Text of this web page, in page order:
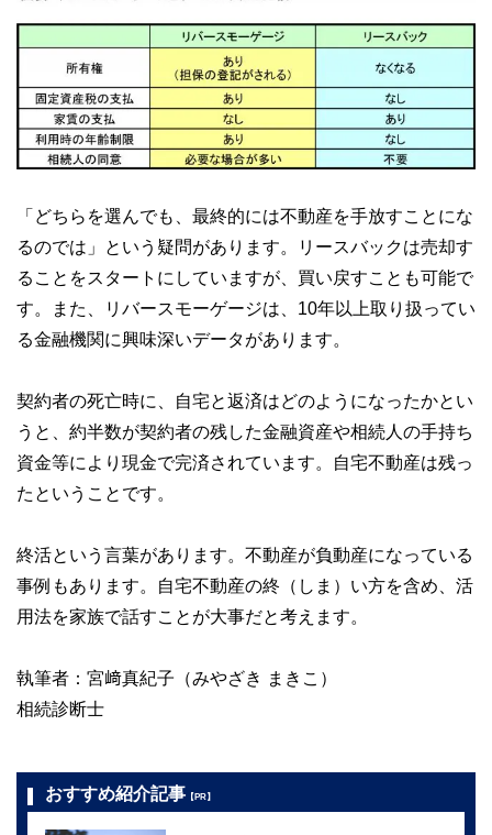
「どちらを選んでも、最終的には不動産を手放すことにな
るのでは」という疑問があります。リースバックは売却す
ることをスタートにしていますが、買い戻すことも可能で
す。また、リバースモーゲージは、10年以上取り扱ってい
る金融機関に興味深いデータがあります。
契約者の死亡時に、自宅と返済はどのようになったかとい
うと、約半数が契約者の残した金融資産や相続人の手持ち
資金等により現金で完済されています。自宅不動産は残っ
たということです。
終活という言葉があります。不動産が負動産になっている
事例もあります。自宅不動産の終（しま）い方を含め、活
用法を家族で話すことが大事だと考えます。
執筆者：宮﨑真紀子（みやざき まきこ）
相続診断士
おすすめ紹介記事 【PR】